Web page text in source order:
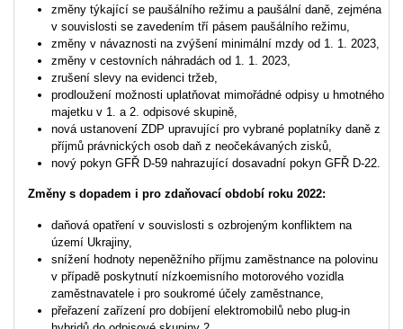
změny týkající se paušálního režimu a paušální daně, zejména
v souvislosti se zavedením tří pásem paušálního režimu,
změny v návaznosti na zvýšení minimální mzdy od 1. 1. 2023,
změny v cestovních náhradách od 1. 1. 2023,
zrušení slevy na evidenci tržeb,
prodloužení možnosti uplatňovat mimořádné odpisy u hmotného
majetku v 1. a 2. odpisové skupině,
nová ustanovení ZDP upravující pro vybrané poplatníky daně z
příjmů právnických osob daň z neočekávaných zisků,
nový pokyn GFŘ D-59 nahrazující dosavadní pokyn GFŘ D-22.
Změny s dopadem i pro zdaňovací období roku 2022:
daňová opatření v souvislosti s ozbrojeným konfliktem na
území Ukrajiny,
snížení hodnoty nepeněžního příjmu zaměstnance na polovinu
v případě poskytnutí nízkoemisního motorového vozidla
zaměstnavatele i pro soukromé účely zaměstnance,
přeřazení zařízení pro dobíjení elektromobilů nebo plug-in